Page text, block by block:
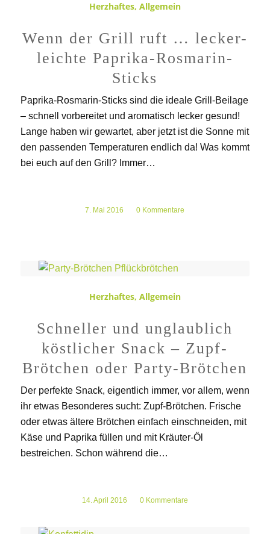
Herzhaftes, Allgemein
Wenn der Grill ruft … lecker-
leichte Paprika-Rosmarin-
Sticks
Paprika-Rosmarin-Sticks sind die ideale Grill-Beilage
– schnell vorbereitet und aromatisch lecker gesund!
Lange haben wir gewartet, aber jetzt ist die Sonne mit
den passenden Temperaturen endlich da! Was kommt
bei euch auf den Grill? Immer…
7. Mai 2016 0 Kommentare
Herzhaftes, Allgemein
Schneller und unglaublich
köstlicher Snack – Zupf-
Brötchen oder Party-Brötchen
Der perfekte Snack, eigentlich immer, vor allem, wenn
ihr etwas Besonderes sucht: Zupf-Brötchen. Frische
oder etwas ältere Brötchen einfach einschneiden, mit
Käse und Paprika füllen und mit Kräuter-Öl
bestreichen. Schon während die…
14. April 2016
/ 0 Kommentare